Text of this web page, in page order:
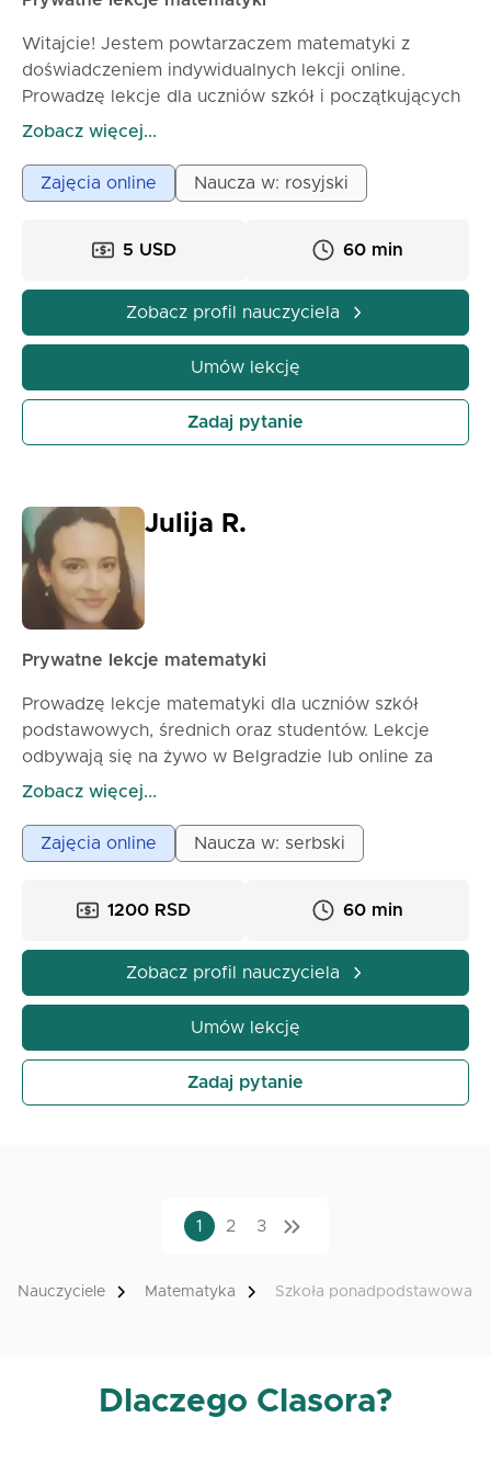
Witajcie! Jestem powtarzaczem matematyki z
doświadczeniem indywidualnych lekcji online.
Prowadzę lekcje dla uczniów szkół i początkujących
studentów, wyjaśniając materiał prostym i
tematy powiązane, rozwiązujemy przykłady i
zadania, usuwamy luki w wiedzy. Dostosowuje
pomagając rozwinąć logiczne myślenie i pewność
lepiej rozumieją matematykę i poprawiają swoje
wyniki.
Zobacz więcej...
Zajęcia online Naucza w: rosyjski
5 USD 60 min
Zobacz profil nauczyciela
Umów lekcję
Zadaj pytanie
Julija R.
Prywatne lekcje matematyki
Prowadzę lekcje matematyki dla uczniów szkół
podstawowych, średnich oraz studentów. Lekcje
odbywają się na żywo w Belgradzie lub online za
pośrednictwem aplikacji (Teams, Zoom, Google
prywatne lekcje. Cena jednej lekcji wynosi 1h=1200
din. Przygotowanie do prac pisemnych, kontrolnych,
są dostosowane do programu szkolnego.
Zobacz więcej...
Zajęcia online Naucza w: serbski
1200 RSD 60 min
Zobacz profil nauczyciela
Umów lekcję
Zadaj pytanie
1 2 3
Nauczyciele Matematyka Szkoła ponadpodstawowa
Dlaczego Clasora?